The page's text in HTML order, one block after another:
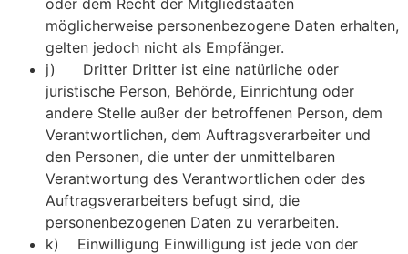
möglicherweise personenbezogene Daten erhalten,
gelten jedoch nicht als Empfänger.
j) Dritter Dritter ist eine natürliche oder
juristische Person, Behörde, Einrichtung oder
andere Stelle außer der betroffenen Person, dem
Verantwortlichen, dem Auftragsverarbeiter und
den Personen, die unter der unmittelbaren
Verantwortung des Verantwortlichen oder des
Auftragsverarbeiters befugt sind, die
personenbezogenen Daten zu verarbeiten.
k) Einwilligung Einwilligung ist jede von der